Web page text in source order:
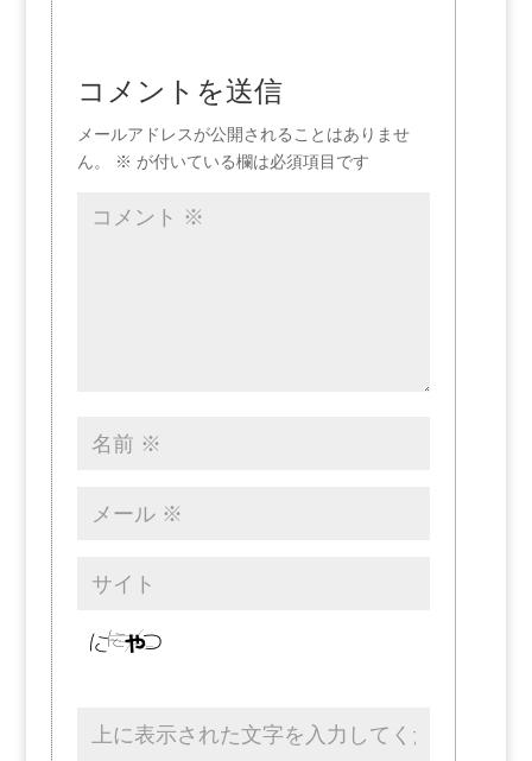
コメントを送信
メールアドレスが公開されることはありませ
ん。
※ が付いている欄は必須項目です